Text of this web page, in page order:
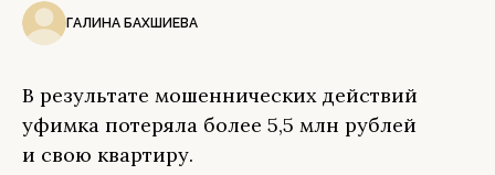
ГАЛИНА БАХШИЕВА
В результате мошеннических действий
уфимка потеряла более 5,5 млн рублей
и свою квартиру.